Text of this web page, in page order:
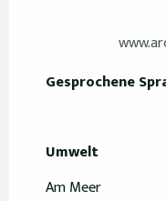
Gesprochene
Gesprochene
Umwelt
Umwelt
Am Meer